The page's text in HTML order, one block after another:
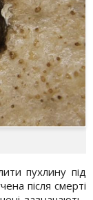
пухлину під
після смерті